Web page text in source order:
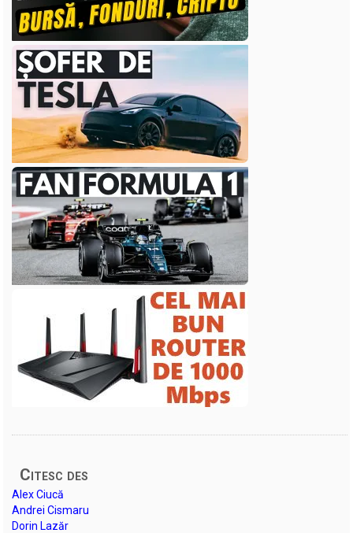
Citesc des
Alex Ciucă
Andrei Cismaru
Dorin Lazăr